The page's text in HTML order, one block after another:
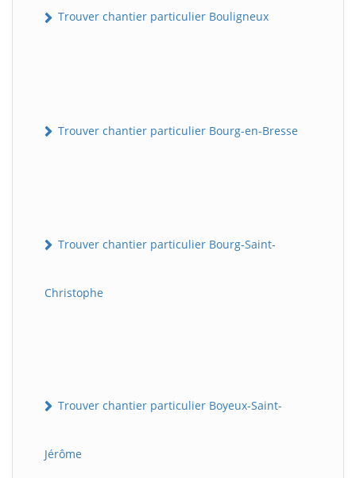
Trouver chantier particulier Bouligneux
Trouver chantier particulier Bourg-en-Bresse
Trouver chantier particulier Bourg-Saint-
Christophe
Trouver chantier particulier Boyeux-Saint-
Jérôme